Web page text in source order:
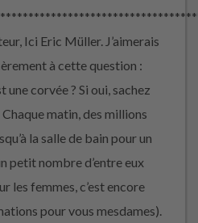
Ici Eric Müller. J’aimerais
à cette question :
une corvée ? Si oui, sachez
Chaque matin, des millions
la salle de bain pour un
petit nombre d’entre eux
les femmes, c’est encore
pour vous mesdames).